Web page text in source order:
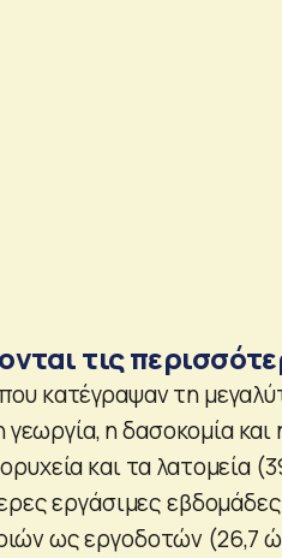
τις
κατέγραψαν τη
η δασοκομία και
και τα λατομεία
εργάσιμες
ως εργοδοτών (26,7